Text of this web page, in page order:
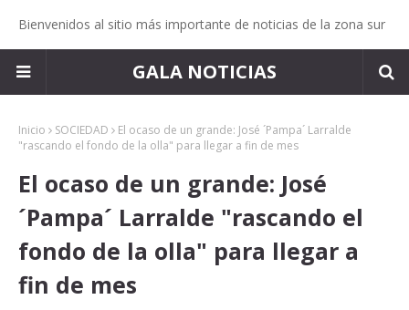
Bienvenidos al sitio más importante de noticias de la zona sur
GALA NOTICIAS
Inicio SOCIEDAD
El ocaso de un grande: José ´Pampa´ Larralde
"rascando el fondo de la olla" para llegar a fin de mes
El ocaso de un grande: José
´Pampa´ Larralde "rascando el
fondo de la olla" para llegar a
fin de mes